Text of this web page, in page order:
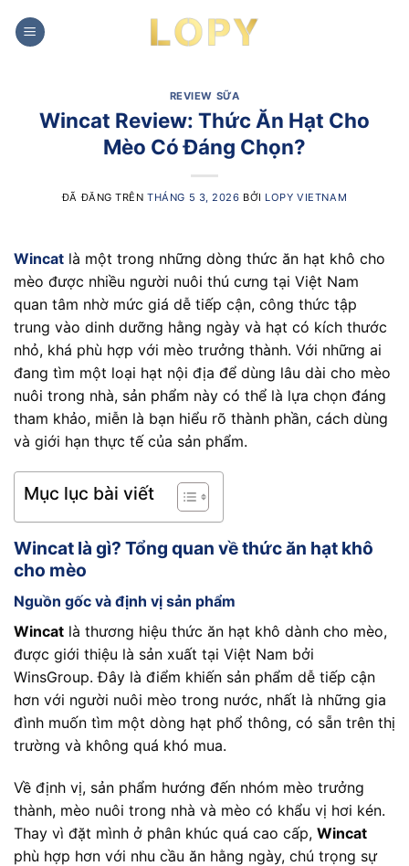
đến
REVIEW SỮA
Wincat Review: Thức Ăn Hạt Cho
Mèo Có Đáng Chọn?
ĐÃ ĐĂNG TRÊNTHÁNG 5 3, 2026 BỞI LOPY VIETNAM
Wincat là một trong những dòng thức ăn hạt khô cho
mèo được nhiều người nuôi thú cưng tại Việt Nam
quan tâm nhờ mức giá dễ tiếp cận, công thức tập
trung vào dinh dưỡng hằng ngày và hạt có kích thước
nhỏ, khá phù hợp với mèo trưởng thành. Với những ai
đang tìm một loại hạt nội địa để dùng lâu dài cho mèo
nuôi trong nhà, sản phẩm này có thể là lựa chọn đáng
tham khảo, miễn là bạn hiểu rõ thành phần, cách dùng
và giới hạn thực tế của sản phẩm.
Mục lục bài viết
Wincat là gì? Tổng quan về thức ăn hạt khô
cho mèo
Nguồn gốc và định vị sản phẩm
Wincat là thương hiệu thức ăn hạt khô dành cho mèo,
được giới thiệu là sản xuất tại Việt Nam bởi
WinsGroup. Đây là điểm khiến sản phẩm dễ tiếp cận
hơn với người nuôi mèo trong nước, nhất là những gia
đình muốn tìm một dòng hạt phổ thông, có sẵn trên thị
trường và không quá khó mua.
Về định vị, sản phẩm hướng đến nhóm mèo trưởng
thành, mèo nuôi trong nhà và mèo có khẩu vị hơi kén.
Thay vì đặt mình ở phân khúc quá cao cấp, Wincat
phù hợp hơn với nhu cầu ăn hằng ngày, chú trọng sự